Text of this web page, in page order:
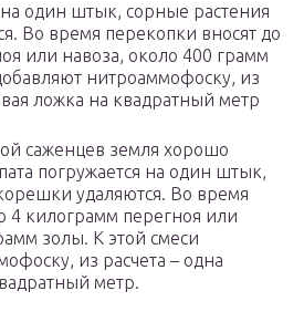
на один штык, сорные растения
Во время перекопки вносят до
или навоза, около 400 грамм
нитроаммофоску, из
ложка на квадратный метр
саженцев земля хорошо
погружается на один штык,
удаляются. Во время
4 килограмм перегноя или
золы. К этой смеси
из расчета – одна
метр.